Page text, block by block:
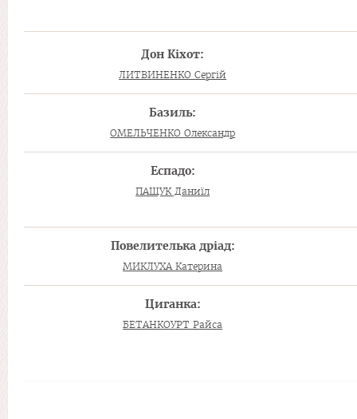
Дон Кіхот:
ЛИТВИНЕНКО Сергій
Базиль:
ОМЕЛЬЧЕНКО Олександр
Еспадо:
ПАЩУК Даниїл
Повелителька дріад:
МИКЛУХА Катерина
Циганка:
БЕТАНКОУРТ Райса